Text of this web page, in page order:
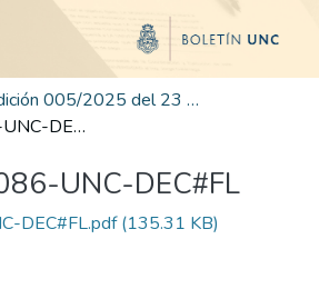
Edición 005/2025 del 23 de junio de 2025
RD-2025-1086-UNC-DEC#FL
UNC-DEC#FL
DEC#FL.pdf(135.31 KB)